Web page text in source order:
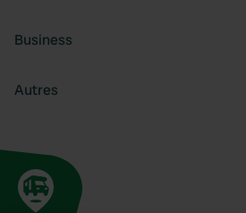
Business
Autres